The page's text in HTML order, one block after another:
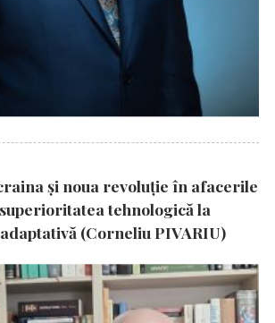
și noua revoluție în afacerile
tehnologică la
(Corneliu PIVARIU)